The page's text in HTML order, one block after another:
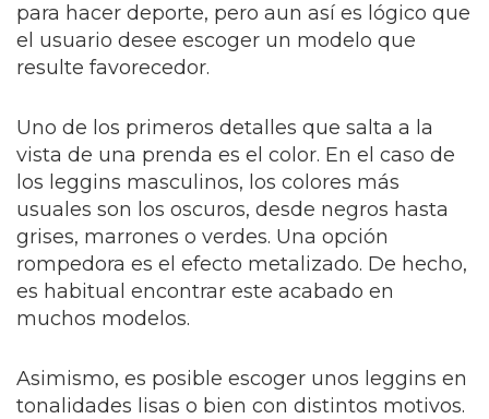
para hacer deporte, pero aun así es lógico que
el usuario desee escoger un modelo que
resulte favorecedor.
Uno de los primeros detalles que salta a la
vista de una prenda es el color. En el caso de
los leggins masculinos, los colores más
usuales son los oscuros, desde negros hasta
grises, marrones o verdes. Una opción
rompedora es el efecto metalizado. De hecho,
es habitual encontrar este acabado en
muchos modelos.
Asimismo, es posible escoger unos leggins en
tonalidades lisas o bien con distintos motivos.